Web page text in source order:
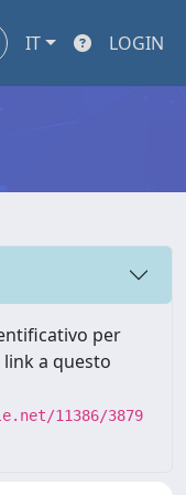
IT LOGIN
per
a questo
11386/3879